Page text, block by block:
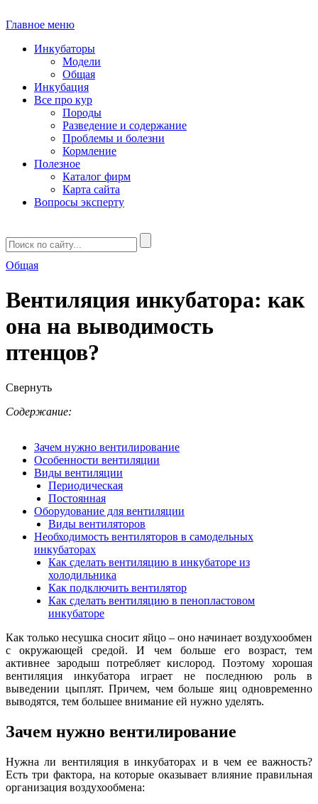
Главное меню
Инкубаторы
Модели
Общая
Инкубация
Все про кур
Породы
Разведение и содержание
Проблемы и болезни
Кормление
Полезное
Каталог фирм
Карта сайта
Вопросы эксперту
Общая
Вентиляция инкубатора: как
она на выводимость
птенцов?
Свернуть
Содержание:
Зачем нужно вентилирование
Особенности вентиляции
Виды вентиляции
Периодическая
Постоянная
Оборудование для вентиляции
Виды вентиляторов
Необходимость вентиляторов в самодельных
инкубаторах
Как сделать вентиляцию в инкубаторе из
холодильника
Как подключить вентилятор
Как сделать вентиляцию в пенопластовом
инкубаторе
Как только несушка сносит яйцо – оно начинает воздухообмен
с окружающей средой. И чем больше его возраст, тем
активнее зародыш потребляет кислород. Поэтому хорошая
вентиляция инкубатора играет не последнюю роль в
выведении цыплят. Причем, чем больше яиц одновременно
выводятся, тем большее внимание ей нужно уделять.
Зачем нужно вентилирование
Нужна ли вентиляция в инкубаторах и в чем ее важность?
Есть три фактора, на которые оказывает влияние правильная
организация воздухообмена: